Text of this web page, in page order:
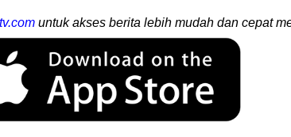
untuk akses berita lebih mudah dan cepat